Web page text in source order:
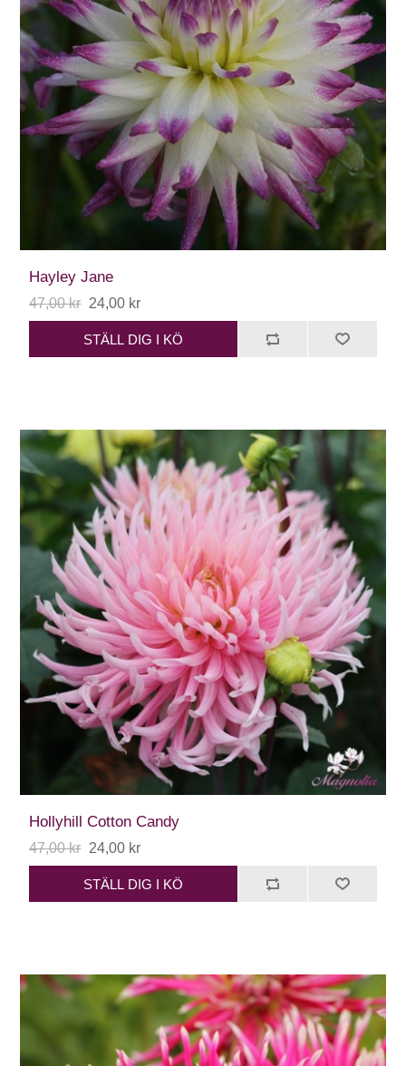
Hayley Jane
47,00 kr 24,00 kr
STÄLL DIG I KÖ
Hollyhill Cotton Candy
47,00 kr 24,00 kr
STÄLL DIG I KÖ